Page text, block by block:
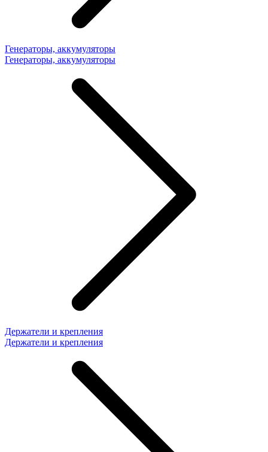
Генераторы, аккумуляторы
Генераторы, аккумуляторы
Держатели и крепления
Держатели и крепления